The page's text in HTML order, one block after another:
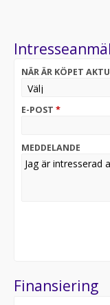
automatbroms av
endast 1000w
bromsar
Nya Batterier från
Finns i Bålsta Hos
NÄR ÄR KÖPET
E-POST *
MEDDELANDE
Finansiering